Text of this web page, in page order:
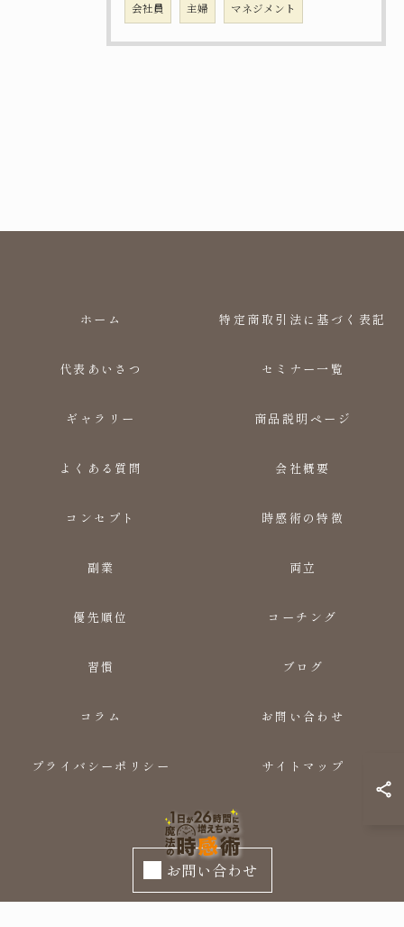
会社員 主婦 マネジメント
お問い合わせ
ホーム 特定商取引法に基づく表記
代表あいさつ セミナー一覧
ギャラリー 商品説明ページ
よくある質問 会社概要
コンセプト 時感術の特徴
副業 両立
優先順位 コーチング
習慣 ブログ
コラム お問い合わせ
プライバシーポリシー サイトマップ
© 2026 時間管理のセミナーなら時感術 ALL RIGHTS RESERVED.